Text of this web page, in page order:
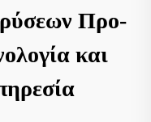
Προ-
και